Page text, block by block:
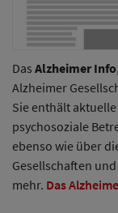
Das Alzheimer Info
Alzheimer
Sie enthält
psychosoziale
ebenso wie über
Gesellschaften
mehr. Das